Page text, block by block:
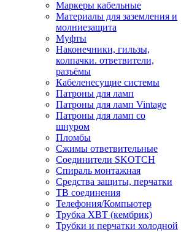
Маркеры кабельные
Материалы для заземления и
молниезащита
Муфты
Наконечники, гильзы,
колпачки. ответвители,
разъёмы
Кабеленесущие системы
Патроны для ламп
Патроны для ламп Vintage
Патроны для ламп со
шнуром
Пломбы
Сжимы ответвительные
Соединители SKOTCH
Спираль монтажная
Средства защиты, перчатки
ТВ соединения
Телефония/Компьютер
Трубка ХВТ (кембрик)
Трубки и перчатки холодной